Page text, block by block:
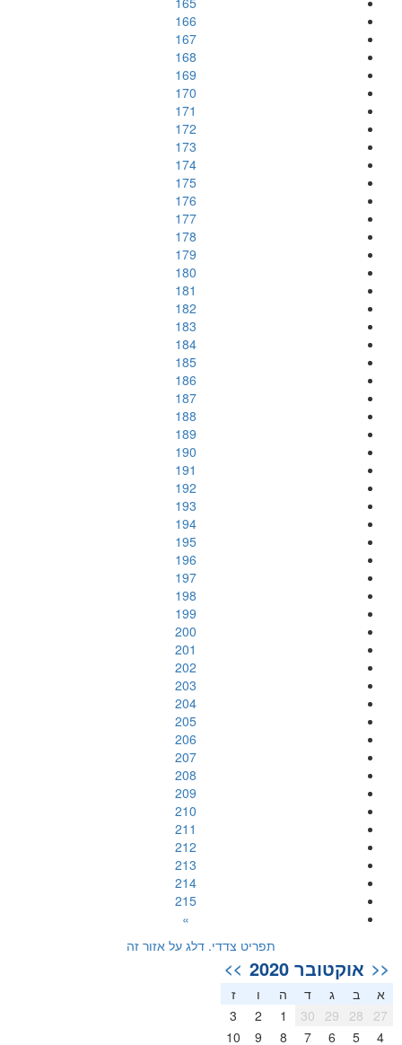
166
167
168
169
170
171
172
173
174
175
176
177
178
179
180
181
182
183
184
185
186
187
188
189
190
191
192
193
194
195
196
197
198
199
200
201
202
203
204
205
206
207
208
209
210
211
212
213
214
215
»
תפריט צדדי. דלג על אזור זה
<< אוקטובר 2020 >>
א ב ג ד ה
ז
27
28
29
30
1
2
3
4
5
6
7
8
9
10